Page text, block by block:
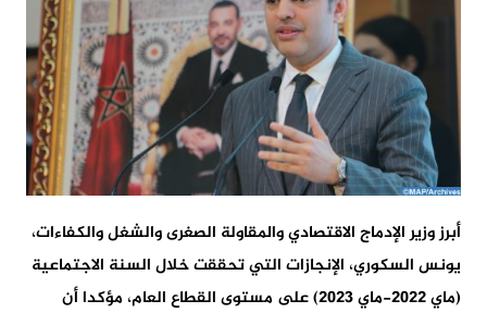
أبرز وزير الإدماج الاقتصادي والمقاولة الصغرى والشغل والكفاءات،
يونس السكوري، الإنجازات التي تحققت خلال السنة الاجتماعية
(ماي 2022-ماي 2023) على مستوى القطاع العام، مؤكدا أن